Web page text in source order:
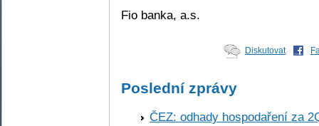
Fio banka, a.s.
Diskutovat
Poslední zprávy
ČEZ: odhady hospodaření za